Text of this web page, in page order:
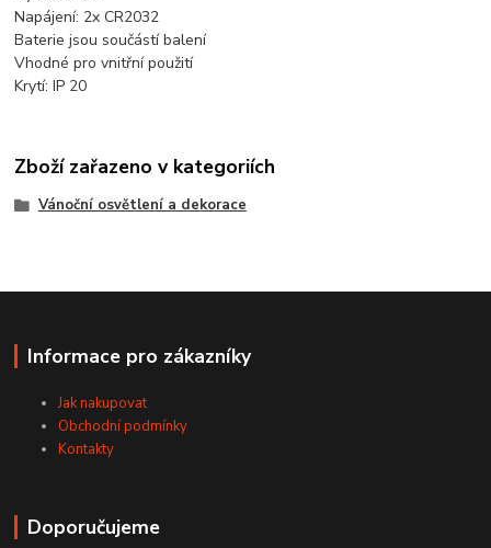
Napájení: 2x CR2032
Baterie jsou součástí balení
Vhodné pro vnitřní použití
Krytí: IP 20
Zboží zařazeno v kategoriích
Vánoční osvětlení a dekorace
Informace pro zákazníky
Jak nakupovat
Obchodní podmínky
Kontakty
Doporučujeme